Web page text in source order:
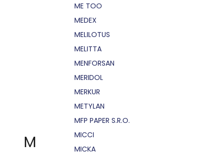
M
ME TOO
MEDEX
MELILOTUS
MELITTA
MENFORSAN
MERIDOL
MERKUR
METYLAN
MFP PAPER S.R.O.
MICCI
MICKA